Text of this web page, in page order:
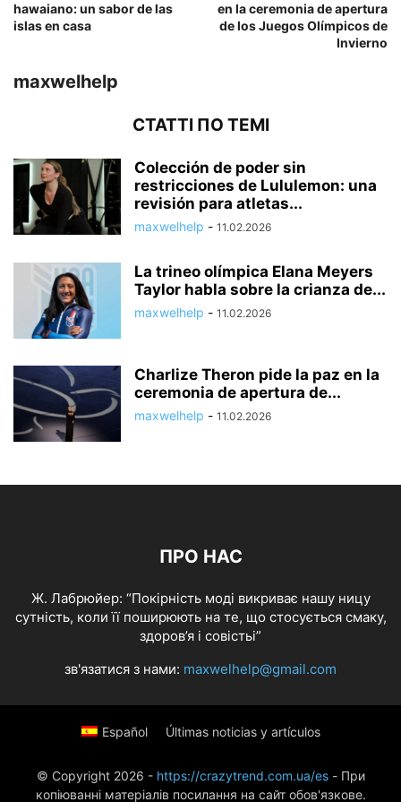
hawaiano: un sabor de las
islas en casa
en la ceremonia de apertura
de los Juegos Olímpicos de
Invierno
maxwelhelp
СТАТТІ ПО ТЕМІ
Colección de poder sin
restricciones de Lululemon: una
revisión para atletas...
maxwelhelp - 11.02.2026
La trineo olímpica Elana Meyers
Taylor habla sobre la crianza de...
maxwelhelp - 11.02.2026
Charlize Theron pide la paz en la
ceremonia de apertura de...
maxwelhelp - 11.02.2026
ПРО НАС
Ж. Лабрюйер: “Покірність моді викриває нашу ницу
сутність, коли її поширюють на те, що стосується смаку,
здоров’я і совістьі”
зв'язатися з нами: maxwelhelp@gmail.com
Español Últimas noticias y artículos
© Copyright 2026 - https://crazytrend.com.ua/es- При
копіюванні матеріалів посилання на сайт обов'язкове.